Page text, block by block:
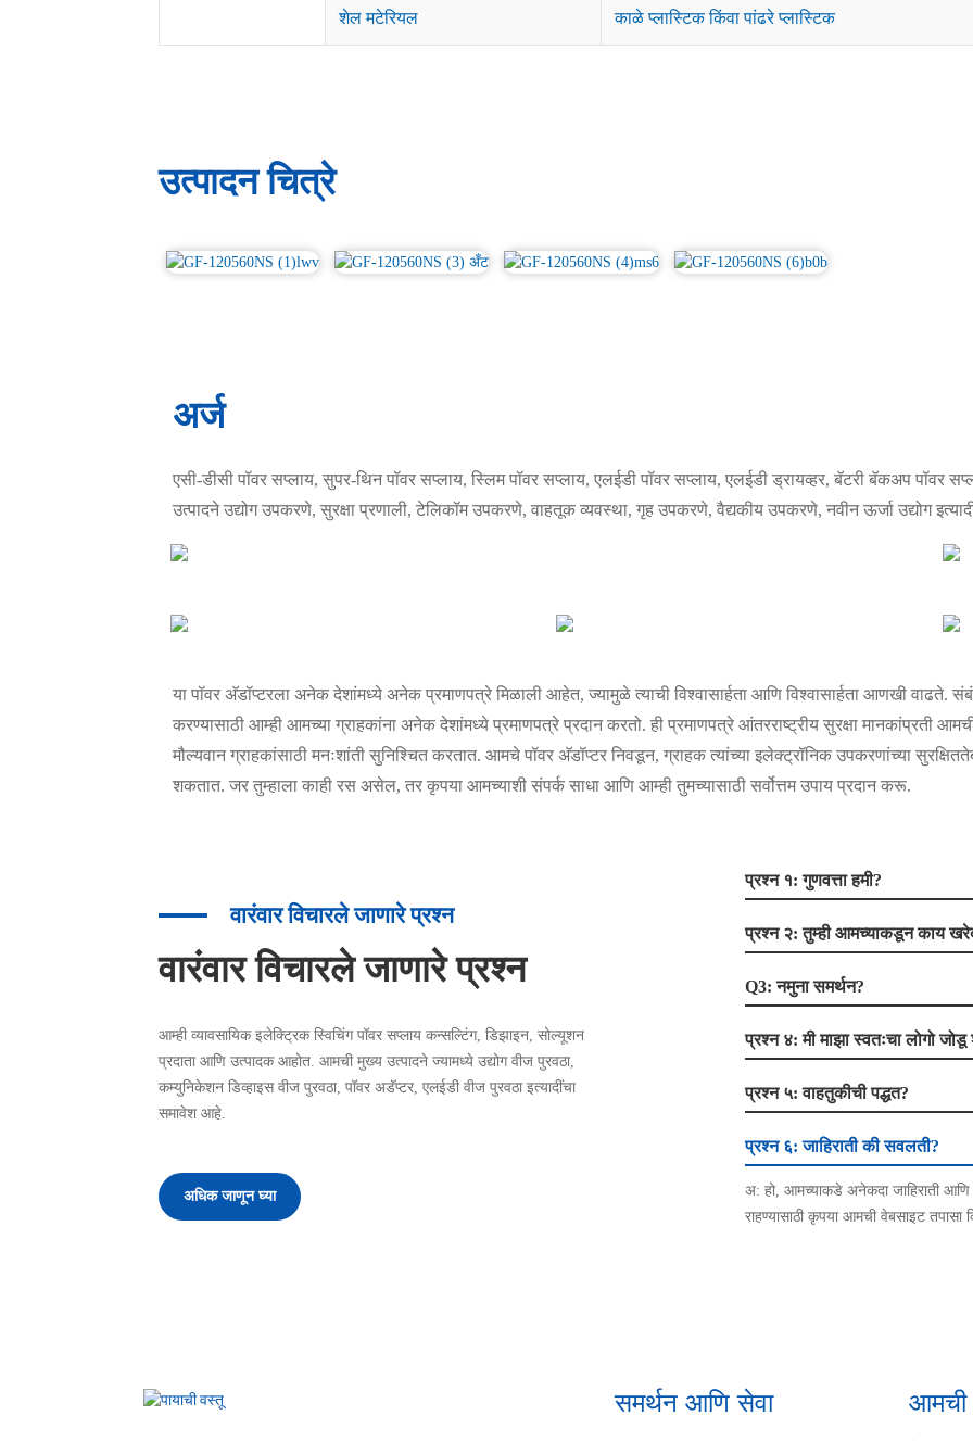
शेल मटेरियल काळे प्लास्टिक किंवा पांढरे प्लास्टिक
उत्पादन चित्रे
अर्ज
एसी-डीसी पॉवर सप्लाय, सुपर-थिन पॉवर सप्लाय, स्लिम पॉवर सप्लाय, एलईडी पॉवर सप्लाय, एलईडी ड्रायव्हर, बॅटरी बॅकअप पॉवर
उत्पादने उद्योग उपकरणे, सुरक्षा प्रणाली, टेलिकॉम उपकरणे, वाहतूक व्यवस्था, गृह उपकरणे, वैद्यकीय उपकरणे, नवीन ऊर्जा उद्योग
या पॉवर अ‍ॅडॉप्टरला अनेक देशांमध्ये अनेक प्रमाणपत्रे मिळाली आहेत, ज्यामुळे त्याची विश्वासार्हता आणि विश्वासार्हता आणखी वाढते.
करण्यासाठी आम्ही आमच्या ग्राहकांना अनेक देशांमध्ये प्रमाणपत्रे प्रदान करतो. ही प्रमाणपत्रे आंतरराष्ट्रीय सुरक्षा मानकांप्रती
मौल्यवान ग्राहकांसाठी मनःशांती सुनिश्चित करतात. आमचे पॉवर अ‍ॅडॉप्टर निवडून, ग्राहक त्यांच्या इलेक्ट्रॉनिक उपकरणांच्या
शकतात. जर तुम्हाला काही रस असेल, तर कृपया आमच्याशी संपर्क साधा आणि आम्ही तुमच्यासाठी सर्वोत्तम उपाय प्रदान करू.
वारंवार विचारले जाणारे प्रश्न
वारंवार विचारले जाणारे प्रश्न
आम्ही व्यावसायिक इलेक्ट्रिक स्विचिंग पॉवर सप्लाय कन्सल्टिंग, डिझाइन, सोल्यूशन
प्रदाता आणि उत्पादक आहोत. आमची मुख्य उत्पादने ज्यामध्ये उद्योग वीज पुरवठा,
कम्युनिकेशन डिव्हाइस वीज पुरवठा, पॉवर अडॅप्टर, एलईडी वीज पुरवठा इत्यादींचा
समावेश आहे.
अधिक जाणून घ्या
प्रश्न १: गुणवत्ता हमी?
प्रश्न २: तुम्ही आमच्याकडून काय
Q3: नमुना समर्थन?
प्रश्न ४: मी माझा स्वतःचा लोगो
प्रश्न ५: वाहतुकीची पद्धत?
प्रश्न ६: जाहिराती की सवलती?
अ: हो, आमच्याकडे अनेकदा जाहिराती
राहण्यासाठी कृपया आमची वेबसाइट तपासा
समर्थन आणि सेवा आमची